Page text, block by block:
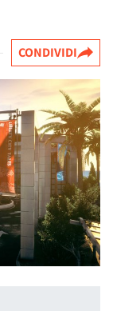
CONDIVIDI